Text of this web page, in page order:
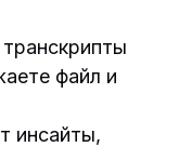
файл и
инсайты,